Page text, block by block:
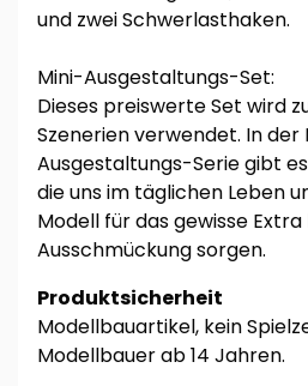
und zwei Schwerlasthaken.
Mini-Ausgestaltungs-Set:
Dieses preiswerte Set wird
Szenerien verwendet. In der
Ausgestaltungs-Serie gibt
die uns im täglichen Leben
Modell für das gewisse
Ausschmückung sorgen.
Produktsicherheit
Modellbauartikel, kein
Modellbauer ab 14 Jahren.